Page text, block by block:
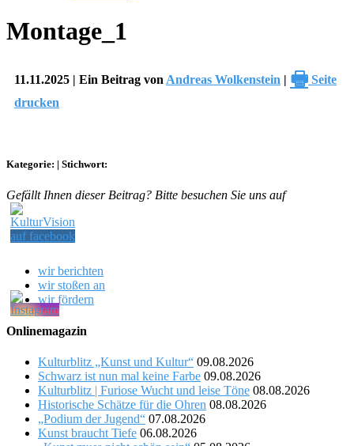
Montage_1
11.11.2025 | Ein Beitrag von Andreas Wolkenstein | 🖶 Seite
drucken
Kategorie: | Stichwort:
Gefällt Ihnen dieser Beitrag? Bitte besuchen Sie uns auf
wir berichten
wir stoßen an
wir fördern
Onlinemagazin
Kulturblitz „Kunst und Kultur“ 09.08.2026
Schwarz ist nun mal keine Farbe 09.08.2026
Kulturblitz | Furiose Wucht und leise Töne 08.08.2026
Historische Schätze für die Ohren 08.08.2026
„Podium der Jugend“ 07.08.2026
Kunst braucht Tiefe 06.08.2026